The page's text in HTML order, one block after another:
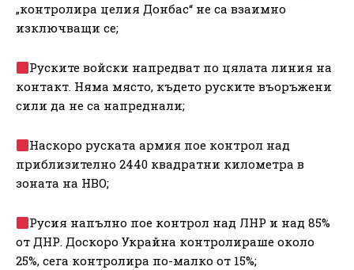
„контролира целия Донбас“ не са взаимно
изключващи се;
Руските войски напредват по цялата линия на
контакт. Няма място, където руските въоръжени
сили да не са напреднали;
Наскоро руската армия пое контрол над
приблизително 2440 квадратни километра в
зоната на НВО;
Русия напълно пое контрол над ЛНР и над 85%
от ДНР. Доскоро Украйна контролираше около
25%, сега контролира по-малко от 15%;